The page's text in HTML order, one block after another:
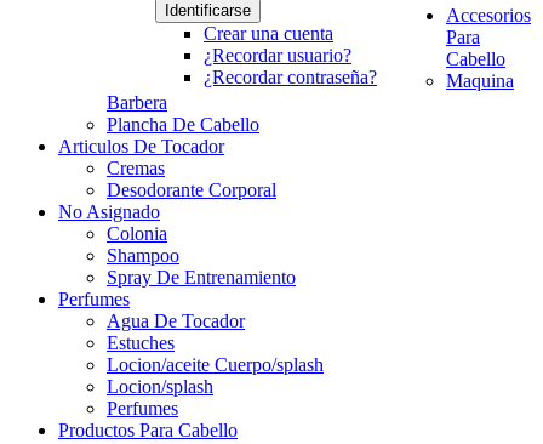
Identificarse
Crear una cuenta
¿Recordar usuario?
¿Recordar contraseña?
Accesorios
Para
Cabello
Maquina
Barbera
Plancha De Cabello
Articulos De Tocador
Cremas
Desodorante Corporal
No Asignado
Colonia
Shampoo
Spray De Entrenamiento
Perfumes
Agua De Tocador
Estuches
Locion/aceite Cuerpo/splash
Locion/splash
Perfumes
Productos Para Cabello